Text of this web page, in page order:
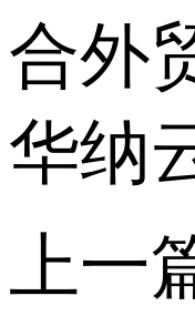
合外
华纳
上一